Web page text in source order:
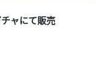
ャにて販売